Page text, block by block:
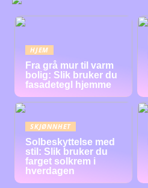
HJEM
Fra grå mur til varm
bolig: Slik bruker du
fasadetegl hjemme
SKJØNNHET
Solbeskyttelse med
stil: Slik bruker du
farget solkrem i
hverdagen